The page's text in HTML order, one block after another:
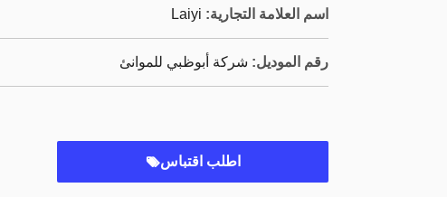
اسم العلامة التجارية: Laiyi
رقم الموديل: شركة أبوظبي للموانئ
اطلب اقتباس